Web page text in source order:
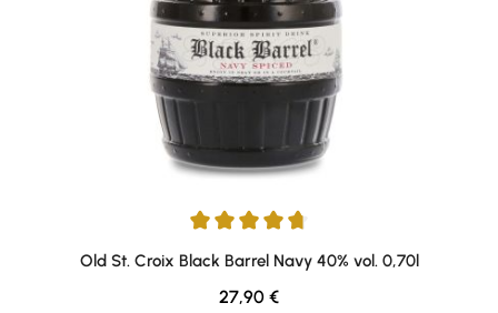
Durchschnittliche Bewertung von 4.83 von 5 Sternen
Old St. Croix Black Barrel Navy 40% vol. 0,70l
Regulärer Preis:
27,90 €